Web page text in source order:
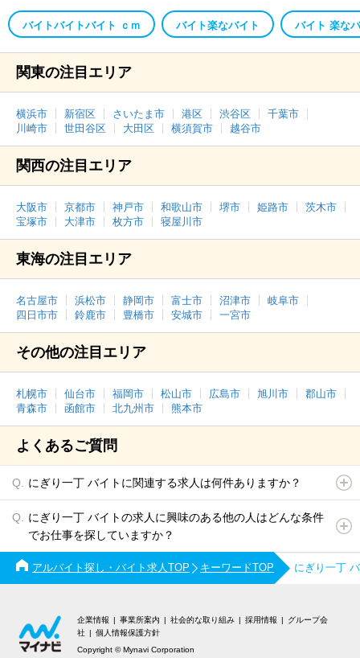
バイトバイトバイト ｃｍ バイト楽なバイト バイト 楽な
関東の注目エリア
横浜市 新宿区 さいたま市 港区 渋谷区
千葉市
川崎市
世田谷区 大田区 横須賀市 越谷市
関西の注目エリア
大阪市 京都市 神戸市 和歌山市 堺市 姫路市
茨木市
宝塚市
大津市 枚方市 寝屋川市
東海の注目エリア
名古屋市 浜松市 静岡市 富士市 沼津市
岐阜市
四日市市
鈴鹿市 豊橋市 安城市 一宮市
その他の注目エリア
札幌市 仙台市 福岡市 松山市 広島市 旭川市
郡山市
青森市
函館市 北九州市 熊本市
よくあるご質問
にぎり一丁 バイトに関連する求人は何件ありますか？
にぎり一丁 バイトの求人に興味のある他の人はどんな条件
でお仕事を探していますか？
アルバイト探し・バイト求人TOP キーワードTOP にぎり一丁
企業情報 事業所案内 社会的な取り組み 採用情報
グループ会
社
個人情報保護方針
Copyright © Mynavi Corporation